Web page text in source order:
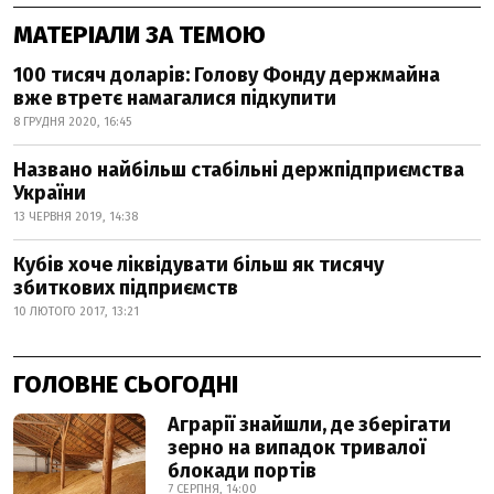
МАТЕРІАЛИ ЗА ТЕМОЮ
100 тисяч доларів: Голову Фонду держмайна
вже втретє намагалися підкупити
8 ГРУДНЯ 2020, 16:45
Названо найбільш стабільні держпідприємства
України
13 ЧЕРВНЯ 2019, 14:38
Кубів хоче ліквідувати більш як тисячу
збиткових підприємств
10 ЛЮТОГО 2017, 13:21
ГОЛОВНЕ СЬОГОДНІ
Аграрії знайшли, де зберігати
зерно на випадок тривалої
блокади портів
7 СЕРПНЯ, 14:00